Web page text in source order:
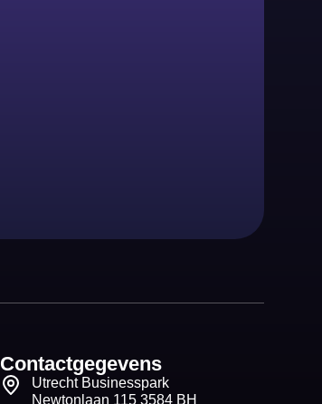
Contactgegevens
Utrecht Businesspark
Newtonlaan 115 3584 BH